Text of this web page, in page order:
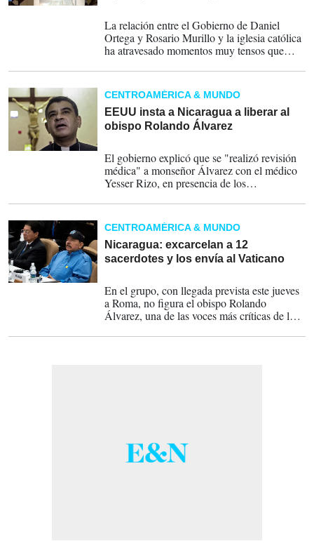
La relación entre el Gobierno de Daniel
Ortega y Rosario Murillo y la iglesia católica
ha atravesado momentos muy tensos que
retirada de la nacionalidad a obispos y
sacerdotes nicaragüenses.
CENTROAMÉRICA & MUNDO
EEUU insta a Nicaragua a liberar al
obispo Rolando Álvarez
El gobierno explicó que se "realizó revisión
médica" a monseñor Álvarez con el médico
Yesser Rizo, en presencia de los
Zhukov Serrano y Luis Barrantes.
CENTROAMÉRICA & MUNDO
Nicaragua: excarcelan a 12
sacerdotes y los envía al Vaticano
En el grupo, con llegada prevista este jueves
a Roma, no figura el obispo Rolando
Álvarez, una de las voces más críticas de la
gobierno de Daniel Ortega y quien ha